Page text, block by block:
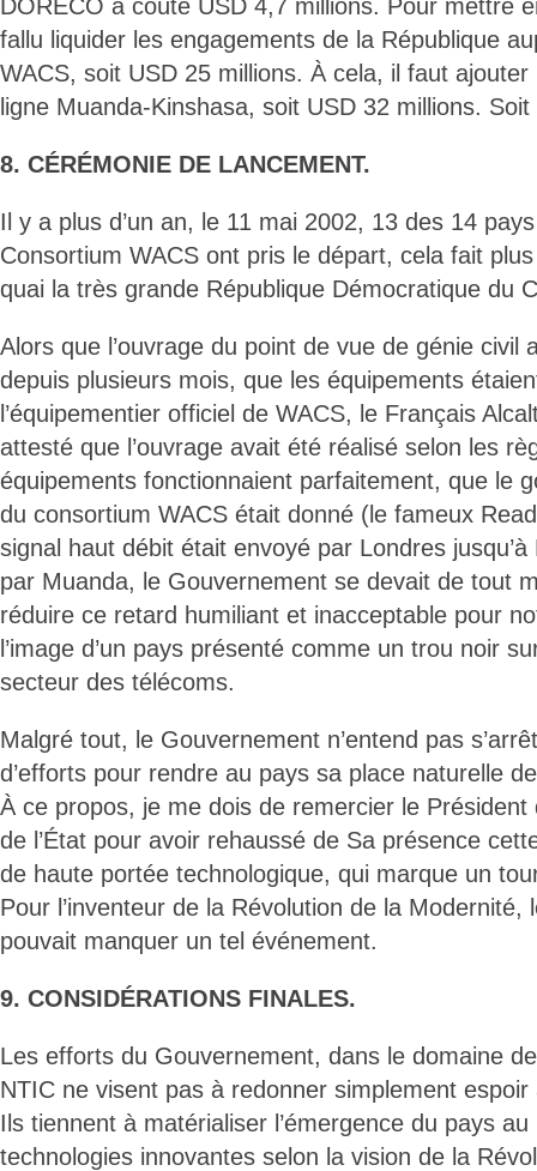
DORECO a coûté USD 4,7 millions. Pour mettre
fallu liquider les engagements de la République
WACS, soit USD 25 millions. À cela, il faut ajouter
ligne Muanda-Kinshasa, soit USD 32 millions.
8. CÉRÉMONIE DE LANCEMENT.
Il y a plus d’un an, le 11 mai 2002, 13 des 14
Consortium WACS ont pris le départ, cela fait
quai la très grande République Démocratique du
Alors que l’ouvrage du point de vue de génie civil
depuis plusieurs mois, que les équipements
l’équipementier officiel de WACS, le Français
attesté que l’ouvrage avait été réalisé selon les
équipements fonctionnaient parfaitement, que le
du consortium WACS était donné (le fameux
signal haut débit était envoyé par Londres
par Muanda, le Gouvernement se devait de tout
réduire ce retard humiliant et inacceptable pour
l’image d’un pays présenté comme un trou noir
secteur des télécoms.
Malgré tout, le Gouvernement n’entend pas
d’efforts pour rendre au pays sa place naturelle
À ce propos, je me dois de remercier le Président
de l’État pour avoir rehaussé de Sa présence
de haute portée technologique, qui marque un
Pour l’inventeur de la Révolution de la Modernité,
pouvait manquer un tel événement.
9. CONSIDÉRATIONS FINALES.
Les efforts du Gouvernement, dans le domaine
NTIC ne visent pas à redonner simplement
Ils tiennent à matérialiser l’émergence du pays
technologies innovantes selon la vision de la